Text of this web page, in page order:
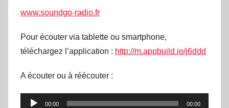
www.soundgo-radio.fr
Pour écouter via tablette ou smartphone,
téléchargez l’application : http://m.appbuild.io/j6ddd
A écouter ou à réécouter :
Lecteur00:00 00:00